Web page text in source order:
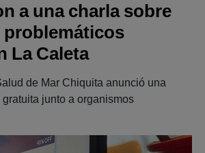
a una charla sobre
La Caleta
de Mar Chiquita anunció una
junto a organismos